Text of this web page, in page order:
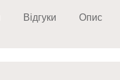
Відгуки Опис